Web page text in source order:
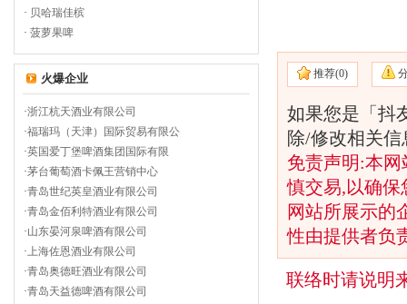
· 贝哈瑞佳槟
· 菠萝果啤
火爆企业
·浙江杭天酒业有限公司
·福瑞玛（天津）国际贸易有限公
·英国爱丁堡啤酒集团国际有限
·茅台葡萄酒卡佩王营销中心
·青岛世纪英皇酒业有限公司
·青岛金佰利特酒业有限公司
·山东晏河泉啤酒有限公司
·上海佐恩酒业有限公司
·青岛奥德旺酒业有限公司
·青岛天益德啤酒有限公司
推荐(0)
如果您是「抖
除/修改相关
免责声明:本
慎交易,以确
网站所展示的
性由提供者负
联络时请说明